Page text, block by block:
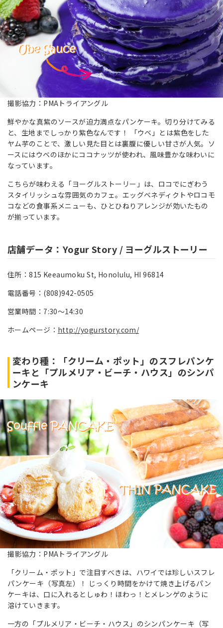
撮影協力：PMAトライアングル
鮮やかな真紫のソースが迫力満点なパンケーキ。切り分けてみる
と、生地までしっかり紫色なんです！ 「ウベ」とは紫色をした
ヤム芋のことで、激しい見た目とは裏腹に優しい甘さが人気。ソ
ースにはウベのほかにココナッツが使われ、風味豊かな味わいに
なっています。
こちらが味わえる「ヨーグルストーリー」は、ロコでにぎわう
スタイリッシュな雰囲気のカフェ。エッグベネディクトやロコモ
コなどの食事系メニューも、ひとひねりアレンジが効いたもの
が揃っています。
店舗データ：Yogur Story / ヨーグルストーリー
住所：815 Keeaumoku St, Honolulu, HI 96814
電話番号：(808)942-0505
営業時間：7:30～14:30
ホームページ： http://yogurstory.com/
変わり種：「クリーム・ポット」のスフレパンケ
ーキと「プルメリア・ビーチ・ハウス」のシンパ
ンケーキ
撮影協力：PMAトライアングル
「クリーム・ポット」で注目すべきは、ハワイでは珍しいスフレ
パンケーキ（写真左）！ じっくり時間をかけて焼き上げるパン
ケーキは、口に入れるとしゅわ！ほわっ！とメレンゲのように
溶けていきます。
一方の「プルメリア・ビーチ・ハウス」のシンパンケーキ（写